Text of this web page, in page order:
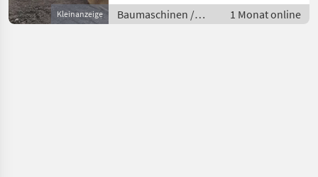
Kleinanzeige
engine, 4WD, Powerslide,
extend-a
Baumaschinen /
Radlader
1 Monat online